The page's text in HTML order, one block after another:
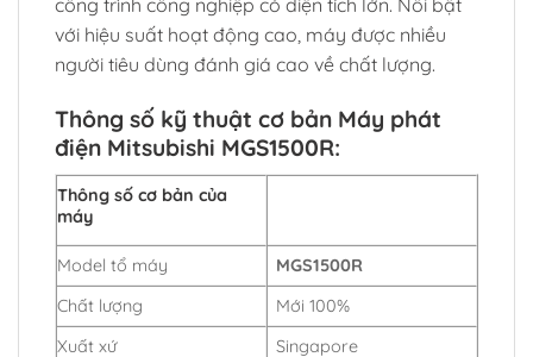
công trình công nghiệp có diện tích lớn. Nổi bật
với hiệu suất hoạt động cao, máy được nhiều
người tiêu dùng đánh giá cao về chất lượng.
Thông số kỹ thuật cơ bản Máy phát
điện Mitsubishi MGS1500R:
Thông số cơ bản của
máy
Model tổ máy
MGS1500R
Chất lượng
Mới 100%
Xuất xứ
Singapore